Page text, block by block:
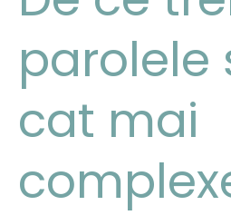
parolele
cat mai